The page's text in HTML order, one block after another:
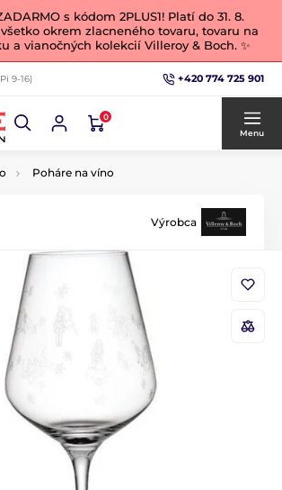
s kódom 2PLUS1! Platí do 31. 8.
okrem zlacneného tovaru, tovaru na
a vianočných kolekcií Villeroy & Boch. ✨
9-16) +420 774 725 901
0
Menu
Poháre na víno
Výrobca